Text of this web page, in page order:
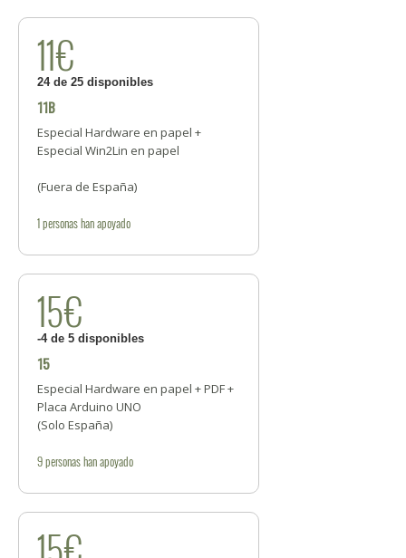
11€
24 de 25 disponibles
11B
Especial Hardware en papel +
Especial Win2Lin en papel
(Fuera de España)
1personashan apoyado
15€
-4 de 5 disponibles
15
Especial Hardware en papel + PDF +
Placa Arduino UNO
(Solo España)
9personashan apoyado